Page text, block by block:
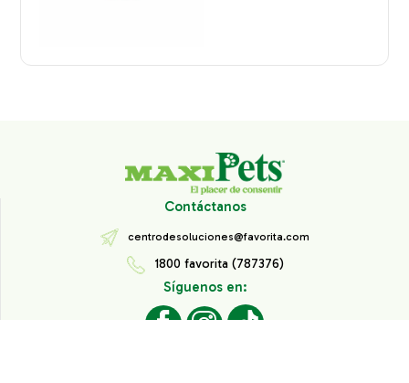
Contáctanos
centrodesoluciones@favorita.com
1800 favorita (787376)
Síguenos en: